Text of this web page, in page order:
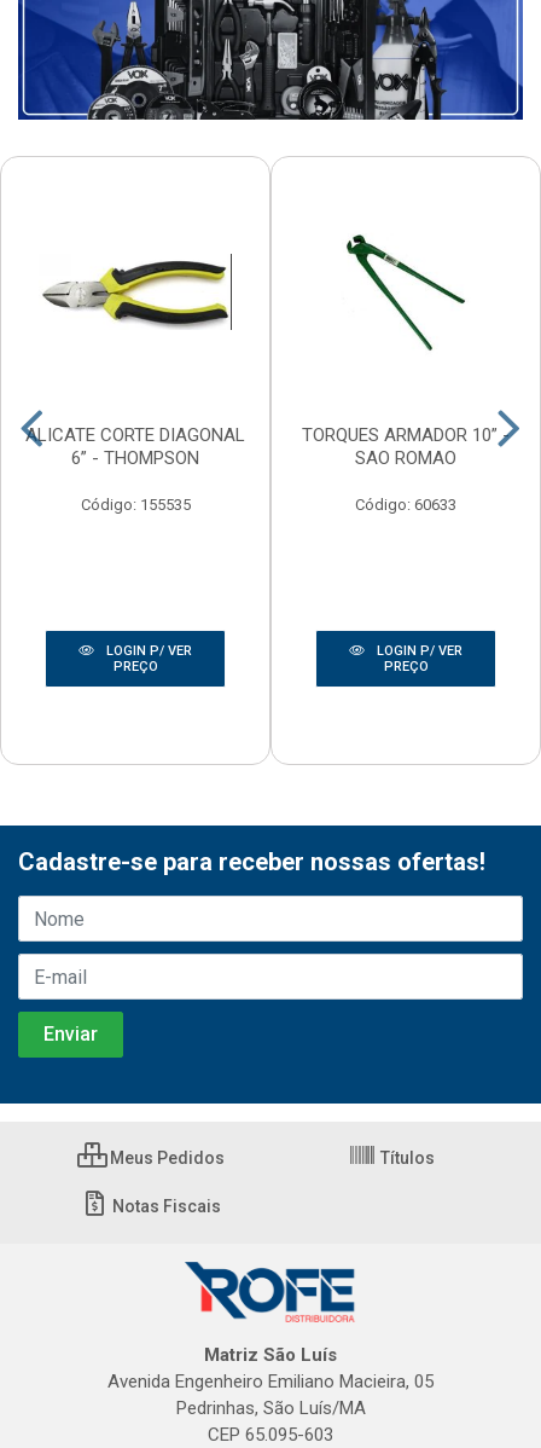
ALICATE CORTE DIAGONAL
6” - THOMPSON
Código: 155535
LOGIN P/ VER
PREÇO
TORQUES ARMADOR 10” -
SAO ROMAO
Código: 60633
LOGIN P/ VER
PREÇO
Cadastre-se para receber nossas ofertas!
Meus Pedidos Títulos
Notas Fiscais
Matriz São Luís
Avenida Engenheiro Emiliano Macieira, 05
Pedrinhas, São Luís/MA
CEP 65.095-603